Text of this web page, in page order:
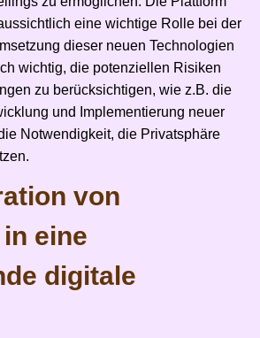
eine wichtige Rolle bei der
dieser neuen Technologien
wichtig, die potenziellen Risiken
zu berücksichtigen, wie z.B. die
und Implementierung neuer
Notwendigkeit, die Privatsphäre
von
eine
digitale